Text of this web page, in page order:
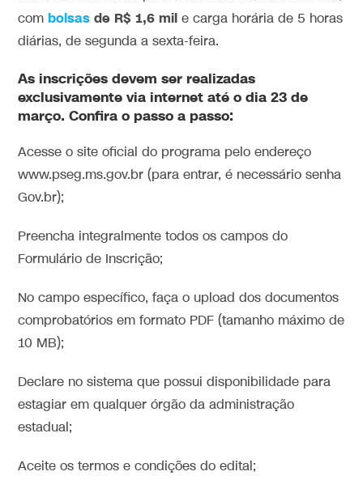
combolsas de R$ 1,6 mil e carga horária de 5 horas
diárias, de segunda a sexta-feira.
As inscrições devem ser realizadas
exclusivamente via internet até o dia 23 de
março. Confira o passo a passo:
Acesse o site oficial do programa pelo endereço
www.pseg.ms.gov.br (para entrar, é necessário senha
Gov.br);
Preencha integralmente todos os campos do
Formulário de Inscrição;
No campo específico, faça o upload dos documentos
comprobatórios em formato PDF (tamanho máximo de
10 MB);
Declare no sistema que possui disponibilidade para
estagiar em qualquer órgão da administração
estadual;
Aceite os termos e condições do edital;